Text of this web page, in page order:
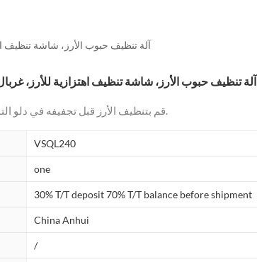
آلة تنظيف حبوب الأرز، شاشة تنظيف
آلة تنظيف حبوب الأرز، شاشة تنظيف اهتزازية للأرز،
قم بتنظيف الأرز قبل تجفيفه في دلو التخزين والقيام بعمليات أخرى.
VSQL240
one
30% T/T deposit 70% T/T balance before shipment
China Anhui
/